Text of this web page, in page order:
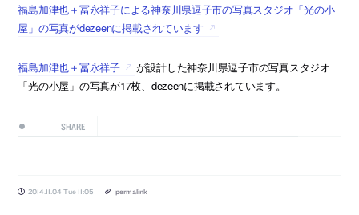
福島加津也＋冨永祥子による神奈川県逗子市の写真スタジオ「光の小
屋」の写真がdezeenに掲載されています
福島加津也＋冨永祥子
が設計した神奈川県逗子市の写真スタジオ
「光の小屋」の写真が17枚、dezeenに掲載されています。
SHARE
2014.11.04 Tue 11:05 permalink